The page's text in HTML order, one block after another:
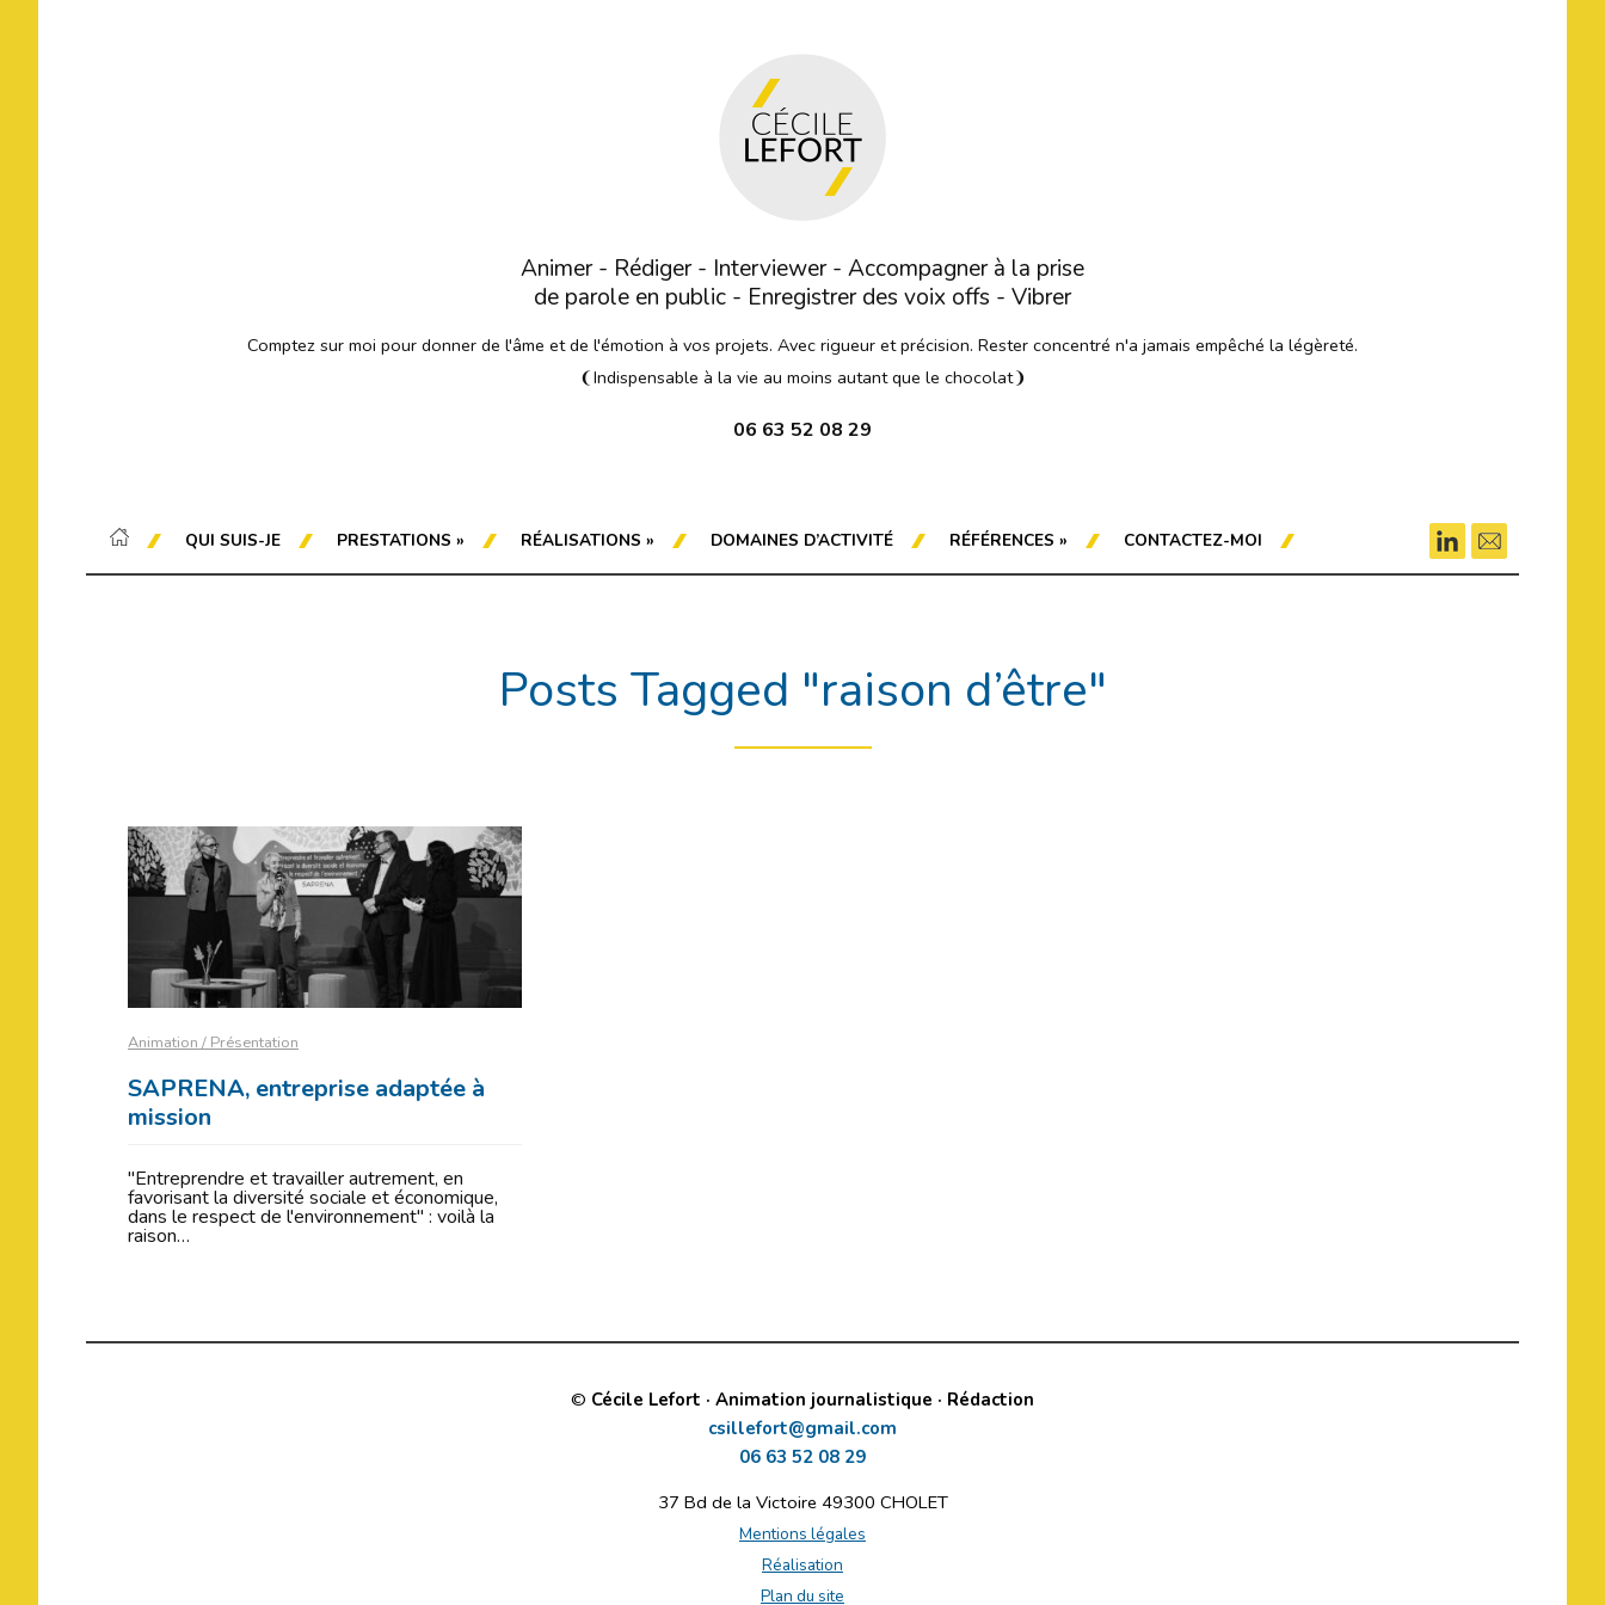
Animer - Rédiger - Interviewer - Accompagner à la prise
de parole en public - Enregistrer des voix offs - Vibrer
Comptez sur moi pour donner de l'âme et de l'émotion à vos projets. Avec rigueur et précision. Rester concentré n'a jamais empêché la légèreté.
❨Indispensable à la vie au moins autant que le chocolat❩
06 63 52 08 29
QUI SUIS-JE PRESTATIONS » RÉALISATIONS » DOMAINES D’ACTIVITÉ RÉFÉRENCES » CONTACTEZ-MOI
Posts Tagged "raison d’être"
Animation / Présentation
SAPRENA, entreprise adaptée à
mission
"Entreprendre et travailler autrement, en
favorisant la diversité sociale et économique,
dans le respect de l'environnement" : voilà la
raison…
© Cécile Lefort · Animation journalistique · Rédaction
csillefort@gmail.com
06 63 52 08 29
37 Bd de la Victoire 49300 CHOLET
Mentions légales
Réalisation
Plan du site